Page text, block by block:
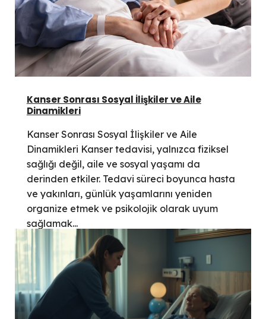
Kanser Sonrası Sosyal İlişkiler ve Aile
Dinamikleri
Kanser Sonrası Sosyal İlişkiler ve Aile
Dinamikleri Kanser tedavisi, yalnızca fiziksel
sağlığı değil, aile ve sosyal yaşamı da
derinden etkiler. Tedavi süreci boyunca hasta
ve yakınları, günlük yaşamlarını yeniden
organize etmek ve psikolojik olarak uyum
sağlamak...